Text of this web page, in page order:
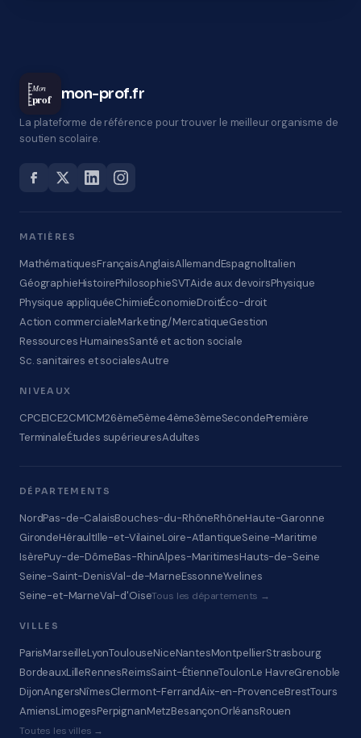
Mon
prof mon-prof.fr
La plateforme de référence pour trouver le meilleur organisme de
soutien scolaire.
MATIÈRES
MathématiquesFrançaisAnglaisAllemandEspagnolItalien
GéographieHistoirePhilosophieSVTAide aux devoirsPhysique
Physique appliquéeChimieÉconomieDroitÉco-droit
Action commercialeMarketing/MercatiqueGestion
Ressources HumainesSanté et action sociale
Sc. sanitaires et socialesAutre
NIVEAUX
CPCE1CE2CM1CM26ème5ème4ème3èmeSecondePremière
TerminaleÉtudes supérieuresAdultes
DÉPARTEMENTS
NordPas-de-CalaisBouches-du-RhôneRhôneHaute-Garonne
GirondeHéraultIlle-et-VilaineLoire-AtlantiqueSeine-Maritime
IsèrePuy-de-DômeBas-RhinAlpes-MaritimesHauts-de-Seine
Seine-Saint-DenisVal-de-MarneEssonneYvelines
Seine-et-MarneVal-d'OiseTous les départements →
VILLES
ParisMarseilleLyonToulouseNiceNantesMontpellierStrasbourg
BordeauxLilleRennesReimsSaint-ÉtienneToulonLe HavreGrenoble
DijonAngersNîmesClermont-FerrandAix-en-ProvenceBrestTours
AmiensLimogesPerpignanMetzBesançonOrléansRouen
Toutes les villes →